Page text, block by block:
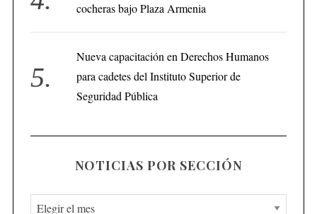
cocheras bajo Plaza Armenia
Nueva capacitación en Derechos Humanos
para cadetes del Instituto Superior de
Seguridad Pública
NOTICIAS POR SECCIÓN
N